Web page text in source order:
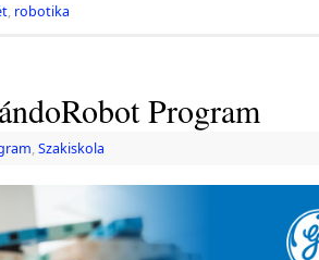
, robotika
Program
, Szakiskola